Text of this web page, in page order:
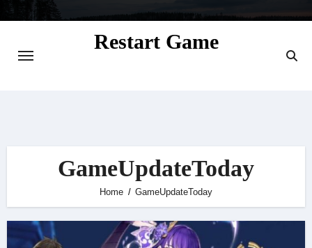
Restart Game
GameUpdateToday
Home GameUpdateToday